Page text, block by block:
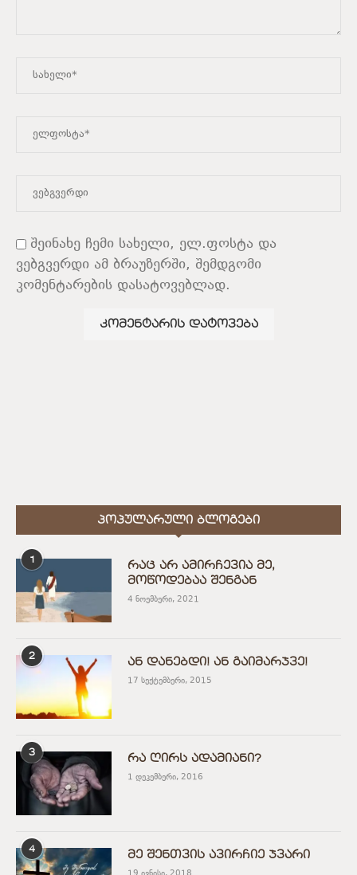
შეინახე ჩემი სახელი, ელ.ფოსტა და
ვებგვერდი ამ ბრაუზერში, შემდგომი
კომენტარების დასატოვებლად.
ᲞᲝᲞᲣᲚᲐᲠᲣᲚᲘ ᲑᲚᲝᲒᲔᲑᲘ
1
რაც არ ამირჩევია მე,
მოწოდებაა შენგან
4 ნოემბერი, 2021
2
ან დანებდი! ან გაიმარჯვე!
17 სექტემბერი, 2015
3
რა ღირს ადამიანი?
1 დეკემბერი, 2016
4
მე შენთვის ავირჩიე ჯვარი